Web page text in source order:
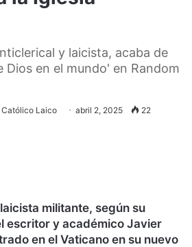
y laicista, acaba de
Dios en el mundo' en Random
Laico abril 2, 2025 22
militante, según su
escritor y académico Javier
en el Vaticano en su nuevo